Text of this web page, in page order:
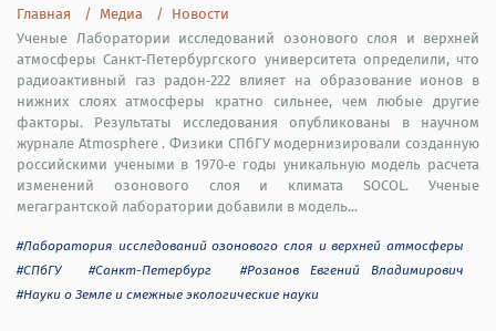
Главная Медиа
Новости
Ученые Лаборатории исследований озонового слоя и верхней
атмосферы Санкт‑Петербургского университета определили, что
радиоактивный газ радон‑222 влияет на образование ионов в
нижних слоях атмосферы кратно сильнее, чем любые другие
факторы. Результаты исследования опубликованы в научном
журнале Atmosphere . Физики СПбГУ модернизировали созданную
российскими учеными в 1970‑е годы уникальную модель расчета
изменений озонового слоя и климата SOCOL. Ученые
мегагрантской лаборатории добавили в модель...
#Лаборатория исследований озонового слоя и верхней атмосферы
#СПбГУ
#Санкт-Петербург
#Розанов Евгений Владимирович
#Науки о Земле и смежные экологические науки